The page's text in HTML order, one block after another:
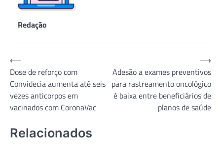
Redação
Navegação
de
Post
⟵
Dose de reforço com
Convidecia aumenta até seis
vezes anticorpos em
vacinados com CoronaVac
Adesão a exames preventivos
para rastreamento oncológico
é baixa entre beneficiários de
planos de saúde
⟶
Relacionados